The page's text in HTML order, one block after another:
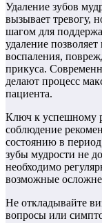
Удаление зубов
вызывает тревогу,
шагом для
удаление
воспаления,
прикуса.
делают процесс
пациента.
Ключ к успешному
соблюдение
состоянию в
зубы мудрости не
необходимо
возможные
Не откладывайте
вопросы или